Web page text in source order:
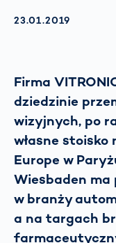
AKTUALISIERT AM:
23.01.2019
Firma
dziedzinie
wizyjnych, po
własne
Europe w
Wiesbaden ma
w branży
a na targach